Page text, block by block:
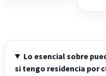
Lo esencial sobre
si tengo residencia por